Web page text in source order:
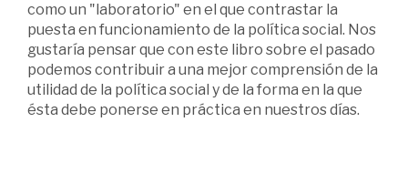
como un "laboratorio" en el que contrastar la
puesta en funcionamiento de la política social. Nos
gustaría pensar que con este libro sobre el pasado
podemos contribuir a una mejor comprensión de la
utilidad de la política social y de la forma en la que
ésta debe ponerse en práctica en nuestros días.